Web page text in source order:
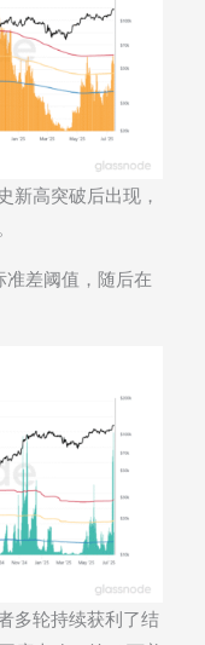
新高突破后出现，
差阈值，随后在
多轮持续获利了结